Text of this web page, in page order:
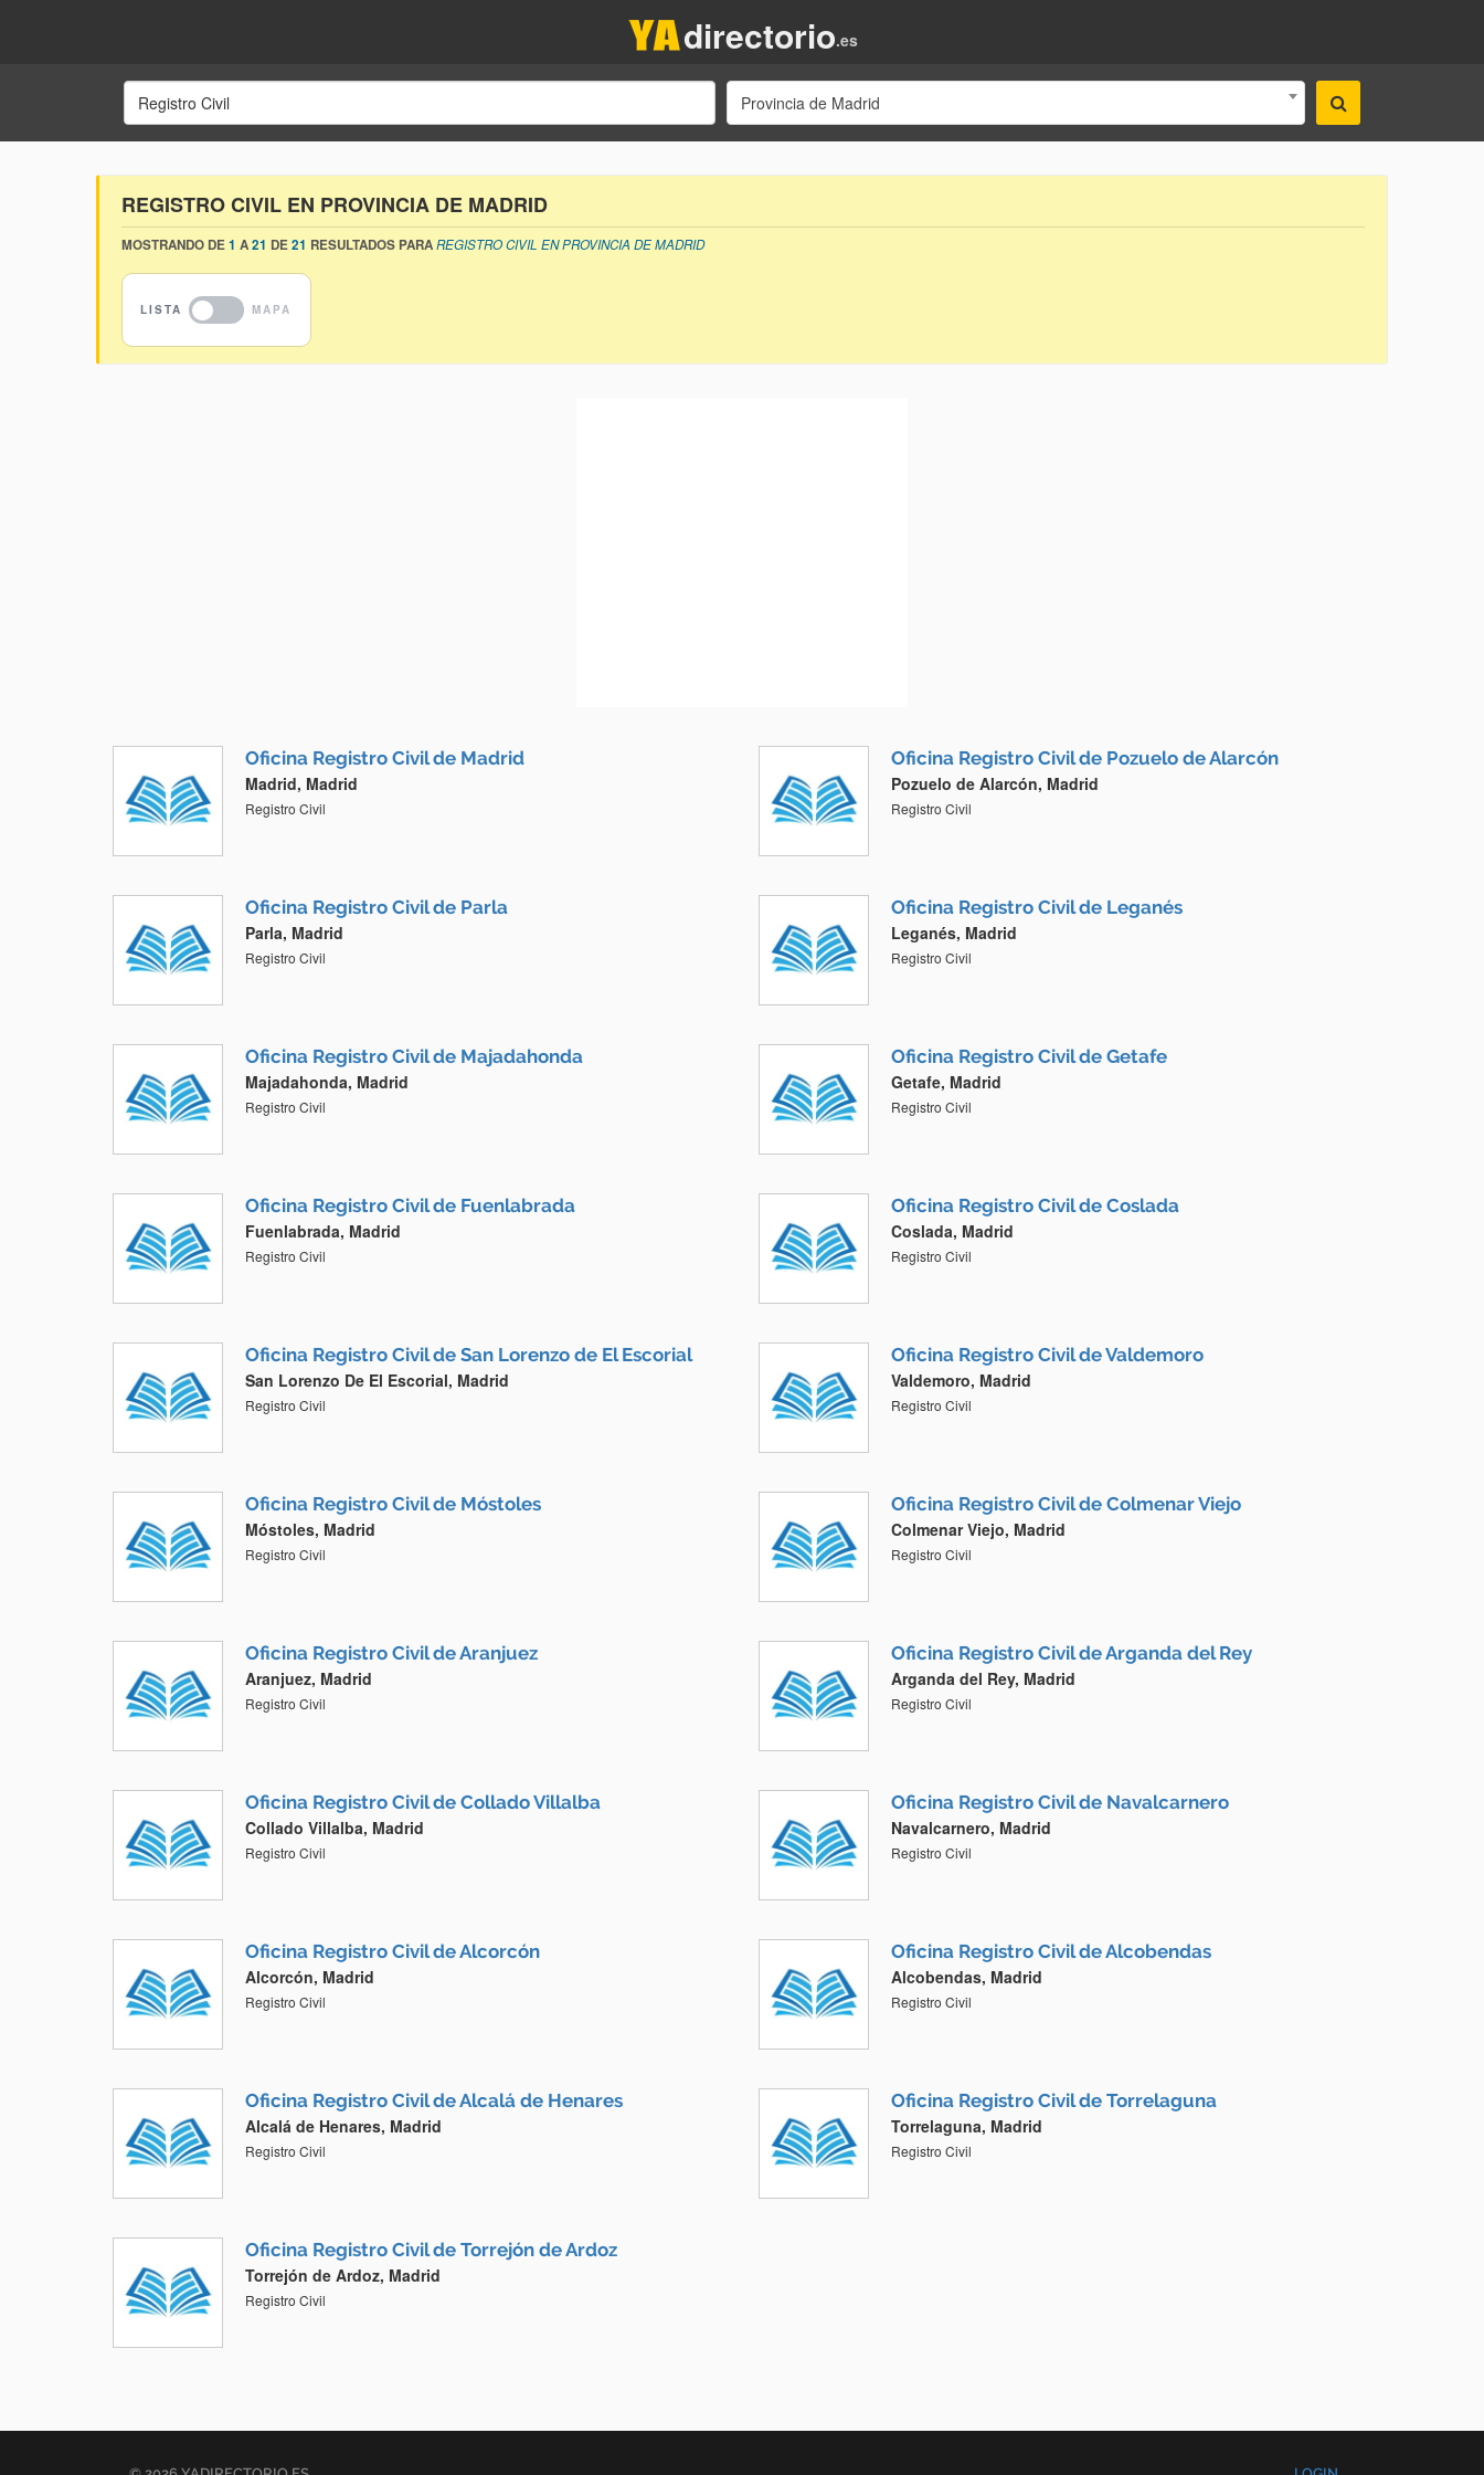
.es
directorio
Provincia de Madrid
REGISTRO CIVIL EN PROVINCIA DE MADRID
MOSTRANDO DE1 A21 DE21 RESULTADOS PARAREGISTRO CIVIL EN PROVINCIA DE MADRID
Oficina Registro Civil de Madrid
Madrid, Madrid
Registro Civil
Oficina Registro Civil de Pozuelo de Alarcón
Pozuelo de Alarcón, Madrid
Registro Civil
Oficina Registro Civil de Parla
Parla, Madrid
Registro Civil
Oficina Registro Civil de Leganés
Leganés, Madrid
Registro Civil
Oficina Registro Civil de Majadahonda
Majadahonda, Madrid
Registro Civil
Oficina Registro Civil de Getafe
Getafe, Madrid
Registro Civil
Oficina Registro Civil de Fuenlabrada
Fuenlabrada, Madrid
Registro Civil
Oficina Registro Civil de Coslada
Coslada, Madrid
Registro Civil
Oficina Registro Civil de San Lorenzo de El Escorial
San Lorenzo De El Escorial, Madrid
Registro Civil
Oficina Registro Civil de Valdemoro
Valdemoro, Madrid
Registro Civil
Oficina Registro Civil de Móstoles
Móstoles, Madrid
Registro Civil
Oficina Registro Civil de Colmenar Viejo
Colmenar Viejo, Madrid
Registro Civil
Oficina Registro Civil de Aranjuez
Aranjuez, Madrid
Registro Civil
Oficina Registro Civil de Arganda del Rey
Arganda del Rey, Madrid
Registro Civil
Oficina Registro Civil de Collado Villalba
Collado Villalba, Madrid
Registro Civil
Oficina Registro Civil de Navalcarnero
Navalcarnero, Madrid
Registro Civil
Oficina Registro Civil de Alcorcón
Alcorcón, Madrid
Registro Civil
Oficina Registro Civil de Alcobendas
Alcobendas, Madrid
Registro Civil
Oficina Registro Civil de Alcalá de Henares
Alcalá de Henares, Madrid
Registro Civil
Oficina Registro Civil de Torrelaguna
Torrelaguna, Madrid
Registro Civil
Oficina Registro Civil de Torrejón de Ardoz
Torrejón de Ardoz, Madrid
Registro Civil